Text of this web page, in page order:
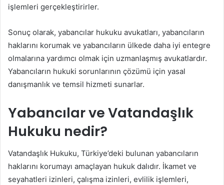
işlemleri gerçekleştirirler.
Sonuç olarak, yabancılar hukuku avukatları, yabancıların
haklarını korumak ve yabancıların ülkede daha iyi entegre
olmalarına yardımcı olmak için uzmanlaşmış avukatlardır.
Yabancıların hukuki sorunlarının çözümü için yasal
danışmanlık ve temsil hizmeti sunarlar.
Yabancılar ve Vatandaşlık
Hukuku nedir?
Vatandaşlık Hukuku, Türkiye’deki bulunan yabancıların
haklarını korumayı amaçlayan hukuk dalıdır. İkamet ve
seyahatleri izinleri, çalışma izinleri, evlilik işlemleri,